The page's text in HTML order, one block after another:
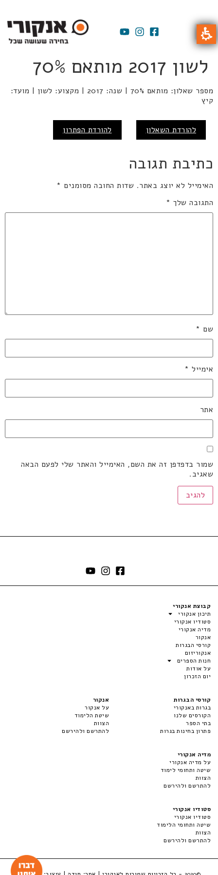
לשון 2017 מותאם 70%
מספר שאלון: מותאם 70% | שנה: 2017 | מקצוע: לשון | מועד:
קיץ
להורדת השאלון להורדת הפתרון
כתיבת תגובה
האימייל לא יוצג באתר. שדות החובה מסומנים *
התגובה שלך *
שם *
אימייל *
אתר
שמור בדפדפן זה את השם, האימייל והאתר שלי לפעם הבאה
שאגיב.
קבוצת אנקורי
תיכון אנקורי
סטודיו אנקורי
מדיה אנקורי
אנקור
קורסי הבגרות
אנקוריזום
חנות הספרים
על אודות
יום הזכרון
קורסי הבגרות
בגרות באנקורי
הקורסים שלנו
בתי הספר
פתרון בחינות בגרות
אנקור
על אנקור
שיטת הלימוד
הצוות
להתרשם ולהירשם
מדיה אנקורי
על מדיה אנקורי
שיטה ותחומי לימוד
הצוות
להתרשם ולהירשם
סטודיו אנקורי
סטודיו אנקורי
שיטה ותחומי הלימוד
הצוות
להתרשם ולהירשם